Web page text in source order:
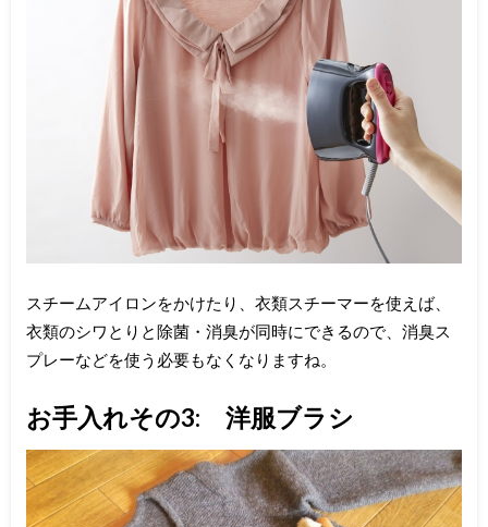
スチームアイロンをかけたり、衣類スチーマーを使えば、
衣類のシワとりと除菌・消臭が同時にできるので、消臭ス
プレーなどを使う必要もなくなりますね。
お手入れその3: 洋服ブラシ